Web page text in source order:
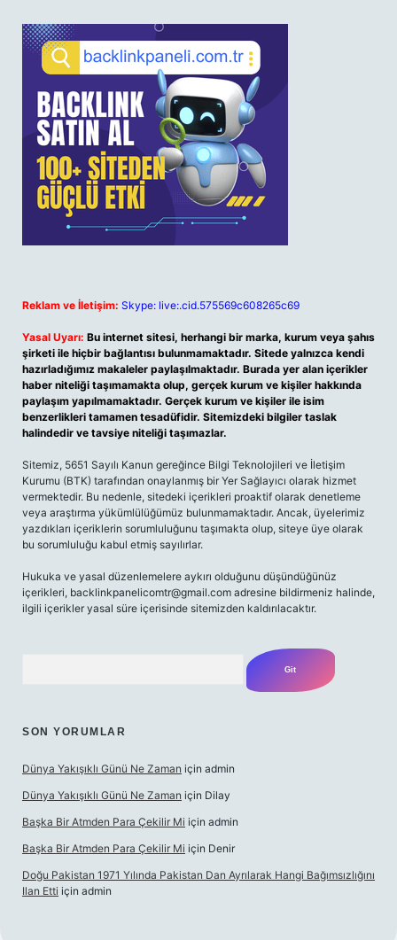
Reklam ve İletişim: Skype: live:.cid.575569c608265c69
Yasal Uyarı: Bu internet sitesi, herhangi bir marka, kurum veya şahıs
şirketi ile hiçbir bağlantısı bulunmamaktadır. Sitede yalnızca kendi
hazırladığımız makaleler paylaşılmaktadır. Burada yer alan içerikler
haber niteliği taşımamakta olup, gerçek kurum ve kişiler hakkında
paylaşım yapılmamaktadır. Gerçek kurum ve kişiler ile isim
benzerlikleri tamamen tesadüfidir. Sitemizdeki bilgiler taslak
halindedir ve tavsiye niteliği taşımazlar.
Sitemiz, 5651 Sayılı Kanun gereğince Bilgi Teknolojileri ve İletişim
Kurumu (BTK) tarafından onaylanmış bir Yer Sağlayıcı olarak hizmet
vermektedir. Bu nedenle, sitedeki içerikleri proaktif olarak denetleme
veya araştırma yükümlülüğümüz bulunmamaktadır. Ancak, üyelerimiz
yazdıkları içeriklerin sorumluluğunu taşımakta olup, siteye üye olarak
bu sorumluluğu kabul etmiş sayılırlar.
Hukuka ve yasal düzenlemelere aykırı olduğunu düşündüğünüz
içerikleri, backlinkpanelicomtr@gmail.com adresine bildirmeniz halinde,
ilgili içerikler yasal süre içerisinde sitemizden kaldırılacaktır.
SON YORUMLAR
Dünya Yakışıklı Günü Ne Zaman için admin
Dünya Yakışıklı Günü Ne Zaman için Dilay
Başka Bir Atmden Para Çekilir Mi için admin
Başka Bir Atmden Para Çekilir Mi için Denir
Doğu Pakistan 1971 Yılında Pakistan Dan Ayrılarak Hangi Bağımsızlığını
Ilan Etti için admin